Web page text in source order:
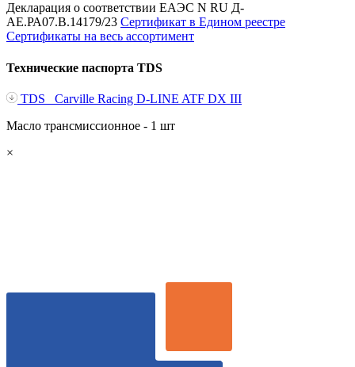
Декларация о соответствии ЕАЭС N RU Д-
AE.РА07.В.14179/23 Сертификат в Едином реестре
Сертификаты на весь ассортимент
Технические паспорта TDS
TDS _Carville Racing D-LINE ATF DX III
Масло трансмиссионное - 1 шт
×